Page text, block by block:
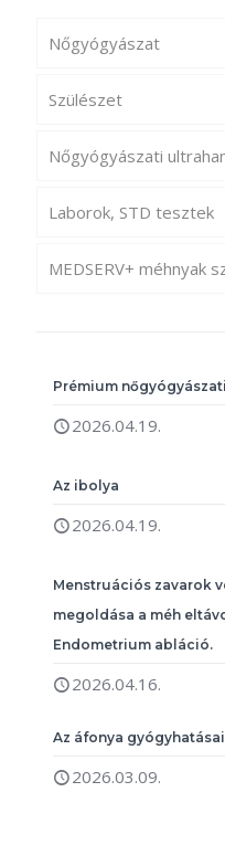
Nőgyógyászat
Szülészet
Nőgyógyászati
Laborok, STD tesztek
MEDSERV+ méhnyak
Prémium
2026.04.19.
Az ibolya
2026.04.19.
Menstruációs zavarok
megoldása a méh
Endometrium abláció.
2026.04.16.
Az áfonya gyógyhatásai
2026.03.09.